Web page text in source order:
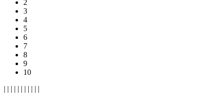
2
3
4
5
6
7
8
9
10
| | | | | | | | | | |